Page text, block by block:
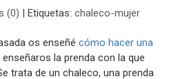
(0) | Etiquetas: chaleco-mujer
os enseñé cómo hacer una
la prenda con la que
trata de un chaleco, una prenda